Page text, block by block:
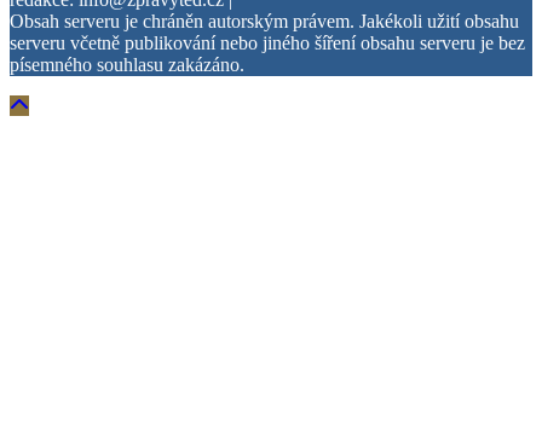
Obsah serveru je chráněn autorským právem. Jakékoli užití obsahu
serveru včetně publikování nebo jiného šíření obsahu serveru je bez
písemného souhlasu zakázáno.